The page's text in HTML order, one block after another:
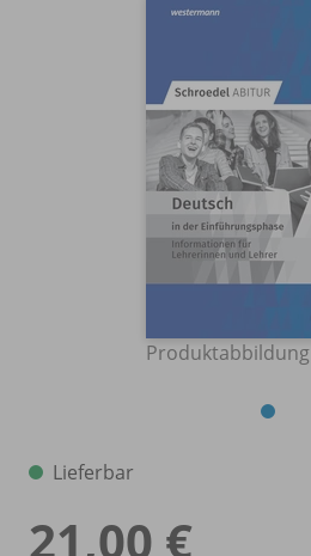
Produktabbildung
Lieferbar
21,00 €